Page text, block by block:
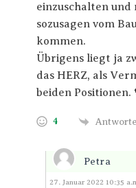
einzuschalten und
sozusagen vom
kommen.
Übrigens liegt ja
das HERZ, als
beiden Positionen.
4
Petra
Antworten
27. Januar 2022 10:35